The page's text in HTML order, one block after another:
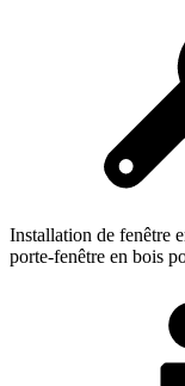
Installation de fenêtre
porte-fenêtre en bois